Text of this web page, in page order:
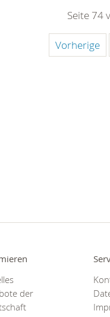
Seite 74
Vorherige
der